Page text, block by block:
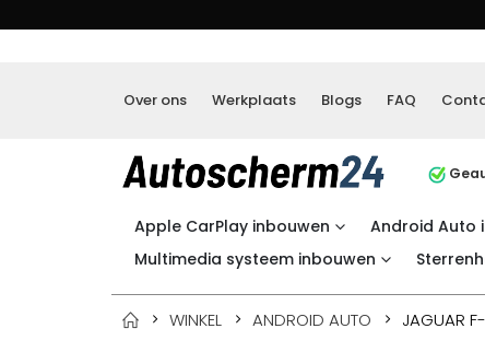
Over ons Werkplaats Blogs FAQ
Apple CarPlay inbouwen Android Auto
Multimedia systeem inbouwen
WINKEL ANDROID AUTO JAGUAR